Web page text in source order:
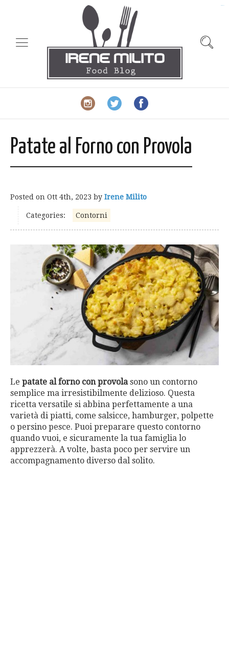
Patate al Forno con Provola
Posted on Ott 4th, 2023 by Irene Milito
Categories: Contorni
Le patate al forno con provolasono un contorno
semplice ma irresistibilmente delizioso. Questa
ricetta versatile si abbina perfettamente a una
varietà di piatti, come salsicce, hamburger, polpette
o persino pesce. Puoi preparare questo contorno
quando vuoi, e sicuramente la tua famiglia lo
apprezzerà. A volte, basta poco per servire un
accompagnamento diverso dal solito.